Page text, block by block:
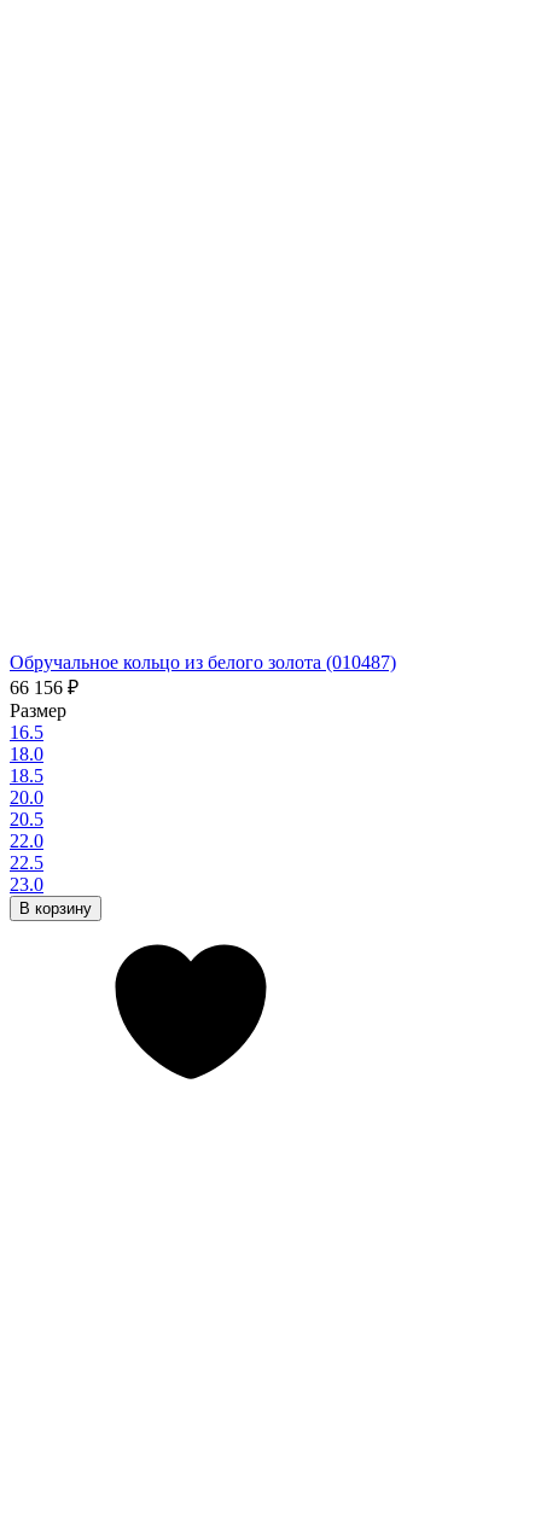
Обручальное кольцо из белого золота (010487)
66 156 ₽
Размер
16.5
18.0
18.5
20.0
20.5
22.0
22.5
23.0
В корзину